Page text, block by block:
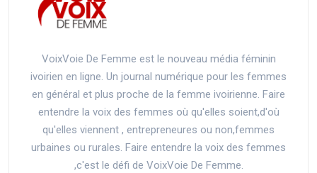
VoixVoie De Femme est le nouveau média féminin
ivoirien en ligne. Un journal numérique pour les femmes
en général et plus proche de la femme ivoirienne. Faire
entendre la voix des femmes où qu'elles soient,d'où
qu'elles viennent , entrepreneures ou non,femmes
urbaines ou rurales. Faire entendre la voix des femmes
,c'est le défi de VoixVoie De Femme.